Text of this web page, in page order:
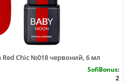
Red Chic №018 червоний, 6 мл
SofiBonus:
2